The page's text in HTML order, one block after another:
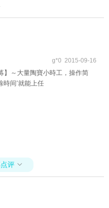
g*0 2015-09-16
】～大量陶寶小時工，操作简
時间‘就能上任
评 